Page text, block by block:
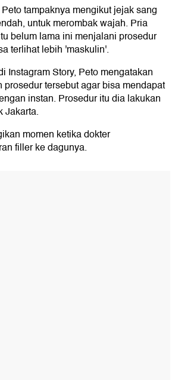
Efek Samping Filler Dagu
tampaknya mengikut jejak sang
untuk merombak wajah. Pria
belum lama ini menjalani prosedur
terlihat lebih 'maskulin'.
Instagram Story, Peto mengatakan
tersebut agar bisa mendapat
instan. Prosedur itu dia lakukan
Jakarta.
momen ketika dokter
filler ke dagunya.